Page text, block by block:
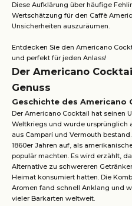
Diese Aufklärung über häufige
Wertschätzung für den Caffè
Unsicherheiten auszuräumen.
Entdecken Sie den Americano
und perfekt für jeden Anlass!
Der Americano
Genuss
Geschichte des Americano
Der Americano Cocktail hat seinen
Weltkriegs und wurde ursprünglich
aus Campari und Vermouth
1860er Jahren auf, als
populär machten. Es wird erzählt,
Alternative zu schwereren
Heimat konsumiert hatten. Die
Aromen fand schnell Anklang und
vieler Barkarten weltweit.